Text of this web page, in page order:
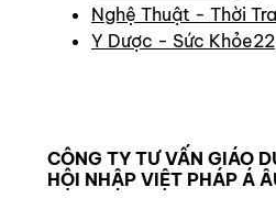
Nghệ Thuật - Thời
Y Dược - Sức Khỏe22
CÔNG TY TƯ VẤN GIÁO
HỘI NHẬP VIỆT PHÁP Á